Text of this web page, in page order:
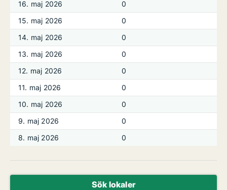
16. maj 2026
0
15. maj 2026
0
14. maj 2026
0
13. maj 2026
0
12. maj 2026
0
11. maj 2026
0
10. maj 2026
0
9. maj 2026
0
8. maj 2026
0
Sök lokaler